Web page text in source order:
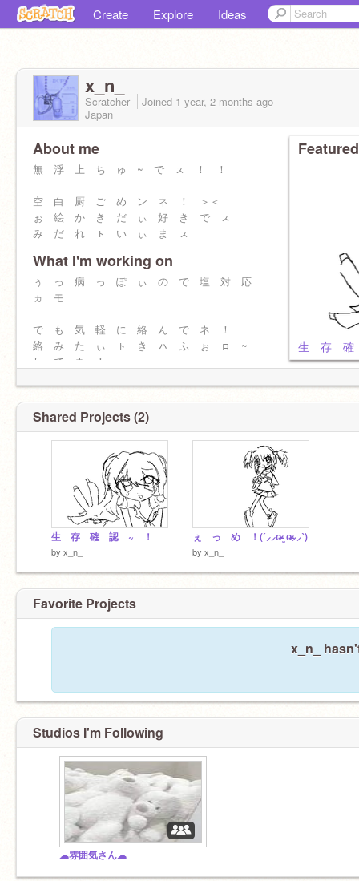
Create Explore Ideas
x_n_
Scratcher Joined 1 year, 2 months ago
Japan
About me
無 浮 上 ち ゅ ~ で ㇲ ！ ！
空 白 厨 ご め ン ネ ！ ＞＜
ぉ 絵 か き だ ぃ 好 き で ㇲ
み だ れ ㇳ い ぃ ま ㇲ
絵 描 き × 雰 囲 気 = み だ れ
What I'm working on
ぅ っ 病 っ ぽ ぃ の で 塩 対 応
ヵ モ
で も 気 軽 に 絡 ん で ネ ！
絡 み た ぃ ㇳ き ㇵ ふ ぉ ㇿ ~
し て ネ ！
生 存
Shared Projects (2)
生 存 確 認 ~ ！
by x_n_
ぇ っ め ！(ˊ⸝⸝o̴̶̷ ̫ o̴̶̷⸝⸝ˋ)
by x_n_
Favorite Projects
x_n_
Studios I'm Following
☁雰囲気さん☁